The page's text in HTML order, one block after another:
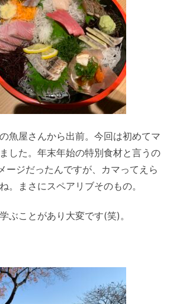
魚屋さんから出前。今回は初めてマ
した。年末年始の特別食材と言うの
ージだったんですが、カマってえら
。まさにスペアリブそのもの。
ぶことがあり大変です(笑)。